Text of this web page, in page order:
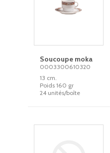
Soucoupe moka
0003300610320
13 cm.
Poids 160 gr
24 unités/boîte